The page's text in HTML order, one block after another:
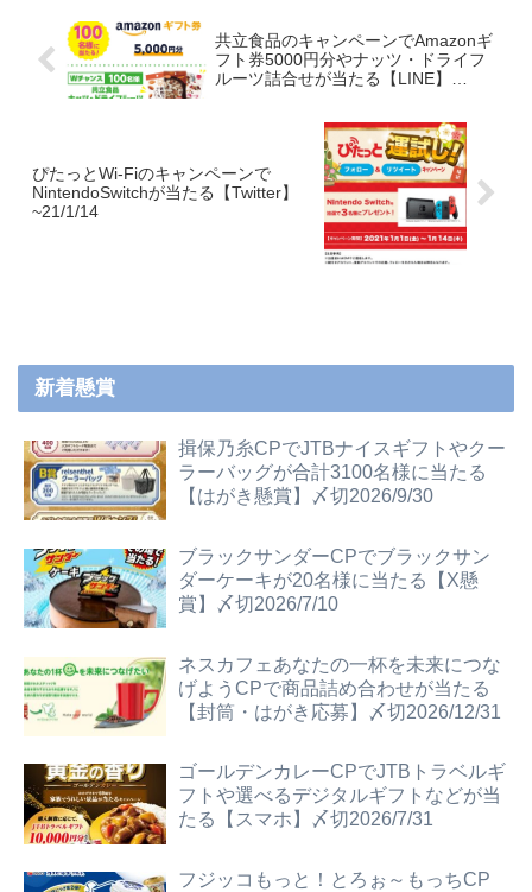
共立食品のキャンペーンでAmazonギ
フト券5000円分やナッツ・ドライフ
ルーツ詰合せが当たる【LINE】
ぴたっとWi-Fiのキャンペーンで
NintendoSwitchが当たる【Twitter】
~21/1/14
新着懸賞
揖保乃糸CPでJTBナイスギフトやクー
ラーバッグが合計3100名様に当たる
【はがき懸賞】〆切2026/9/30
ブラックサンダーCPでブラックサン
ダーケーキが20名様に当たる【X懸
賞】〆切2026/7/10
ネスカフェあなたの一杯を未来につな
げようCPで商品詰め合わせが当たる
【封筒・はがき応募】〆切2026/12/31
ゴールデンカレーCPでJTBトラベルギ
フトや選べるデジタルギフトなどが当
たる【スマホ】〆切2026/7/31
フジッコもっと！とろぉ～もっちCP